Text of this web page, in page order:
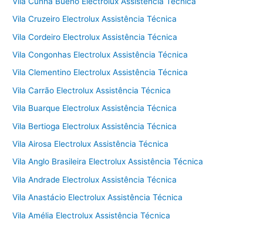
Vila Cruzeiro Electrolux Assistência Técnica
Vila Cordeiro Electrolux Assistência Técnica
Vila Congonhas Electrolux Assistência Técnica
Vila Clementino Electrolux Assistência Técnica
Vila Carrão Electrolux Assistência Técnica
Vila Buarque Electrolux Assistência Técnica
Vila Bertioga Electrolux Assistência Técnica
Vila Airosa Electrolux Assistência Técnica
Vila Anglo Brasileira Electrolux Assistência Técnica
Vila Andrade Electrolux Assistência Técnica
Vila Anastácio Electrolux Assistência Técnica
Vila Amélia Electrolux Assistência Técnica